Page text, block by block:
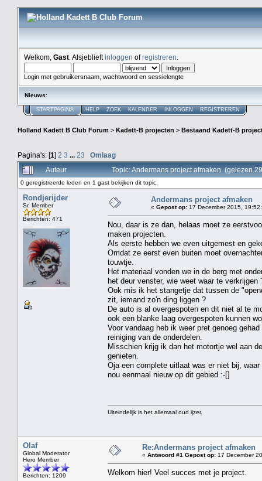
Welkom, Gast . Alsjeblieftinloggen ofregistreren
Login met gebruikersnaam, wachtwoord en sessielengte
Nieuws:
STARTPAGINA HELP ZOEK KALENDER INLOGGEN REGISTREREN
Holland Kadett B Club Forum > Kadett-B projecten > Bestaand Kadett-B
Pagina's: [1] 2 3 ... 23
Omlaag
Auteur
Topic: Andermans project afmaken (gelezen
0 geregistreerde leden en 1 gast bekijken dit topic.
Rondjerijder
Sr. Member
Berichten: 471
Andermans project afmaken
« Gepost op: 17 December 2015,
Nou, daar is ze dan, helaas moet ze
maken projecten.
Als eerste hebben we even uitgemest en
Omdat ze eerst even buiten moet
touwtje.
Het materiaal vonden we in de berg met
het deur venster, wie weet waar te verkrijgen
Ook mis ik het stangetje dat tussen de
zit, iemand zo'n ding liggen ?
De auto is al overgespoten en dit niet al te
ook een blanke laag overgespoten kunnen
Voor vandaag heb ik weer pret genoeg
reiniging van de onderdelen.
Misschien krijg ik dan het motortje wel aan
genieten.
Oja een complete uitlaat was er niet bij,
nou eenmaal nieuw op dit gebied :-[]
Uiteindelijk is het allemaal oud ijzer.
Olaf
Global Moderator
Hero Member
Berichten: 1209
Re:Andermans project afmaken
« Antwoord #1 Gepost op: 17 December
Welkom hier! Veel succes met je project.